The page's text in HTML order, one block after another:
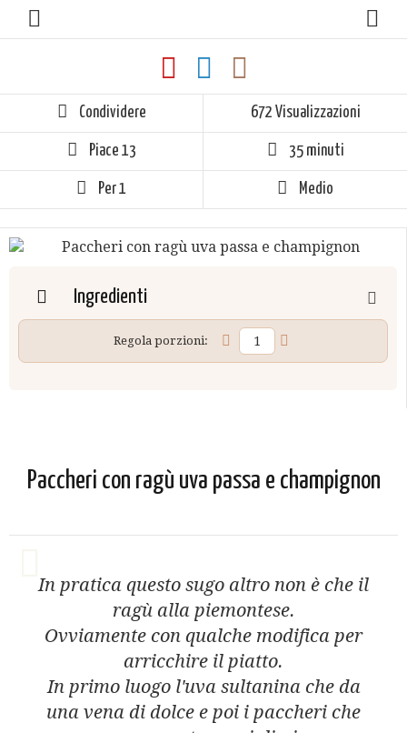
Condividere 672 Visualizzazioni
Piace 13 35 minuti
Per 1 Medio
Ingredienti
Regola porzioni:
Paccheri con ragù uva passa e champignon
In pratica questo sugo altro non è che il
ragù alla piemontese.
Ovviamente con qualche modifica per
arricchire il piatto.
In primo luogo l'uva sultanina che da
una vena di dolce e poi i paccheri che